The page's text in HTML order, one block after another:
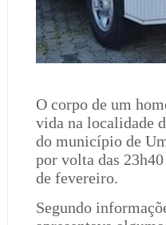
O corpo de um
vida na localidade
do município de
por volta das
de fevereiro.
Segundo